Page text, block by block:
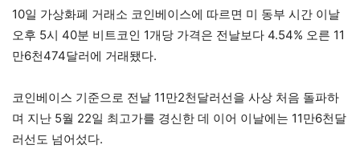
10일 가상화폐 거래소 코인베이스에 따르면 미 동부 시간 이날
오후 5시 40분 비트코인 1개당 가격은 전날보다 4.54% 오른 11
만6천474달러에 거래됐다.
코인베이스 기준으로 전날 11만2천달러선을 사상 처음 돌파하
며 지난 5월 22일 최고가를 경신한 데 이어 이날에는 11만6천달
러선도 넘어섰다.